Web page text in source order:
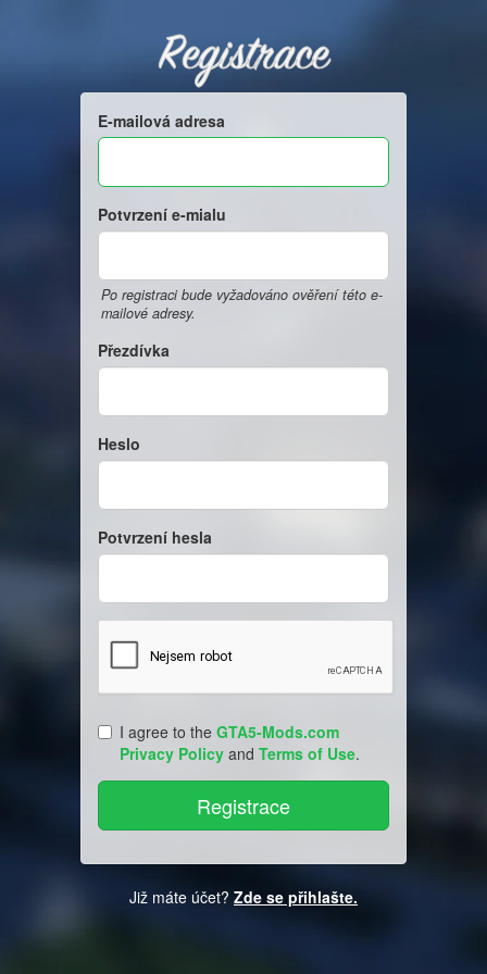
Registrace
E-mailová adresa
Potvrzení e-mialu
Po registraci bude vyžadováno ověření této e-
mailové adresy.
Přezdívka
Heslo
Potvrzení hesla
I agree to the GTA5-Mods.com
Privacy Policy and Terms of Use.
Již máte účet? Zde se přihlašte.